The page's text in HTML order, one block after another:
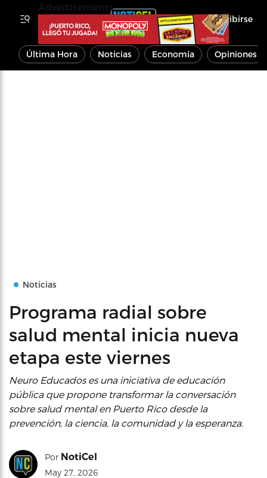
Inscribirse
Última Hora Noticias Economía Opiniones
Noticias
Programa radial sobre
salud mental inicia nueva
etapa este viernes
Neuro Educados es una iniciativa de educación
pública que propone transformar la conversación
sobre salud mental en Puerto Rico desde la
prevención, la ciencia, la comunidad y la esperanza.
Por NotiCel
May 27, 2026
Advertisements